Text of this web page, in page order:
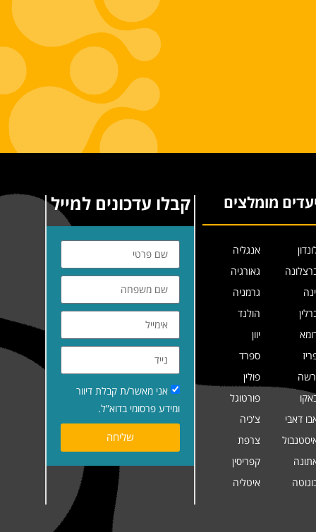
מומלצים
דאבי
אנגליה
גאורגיה
גרמניה
הולנד
יוון
ספרד
פולין
פורטוגל
צ'כיה
צרפת
קפריסין
איטליה
קבלו עדכונים למייל
אני מאשר/ת קבלת דיוור
ומידע פרסומי בדוא”ל.
שליחה